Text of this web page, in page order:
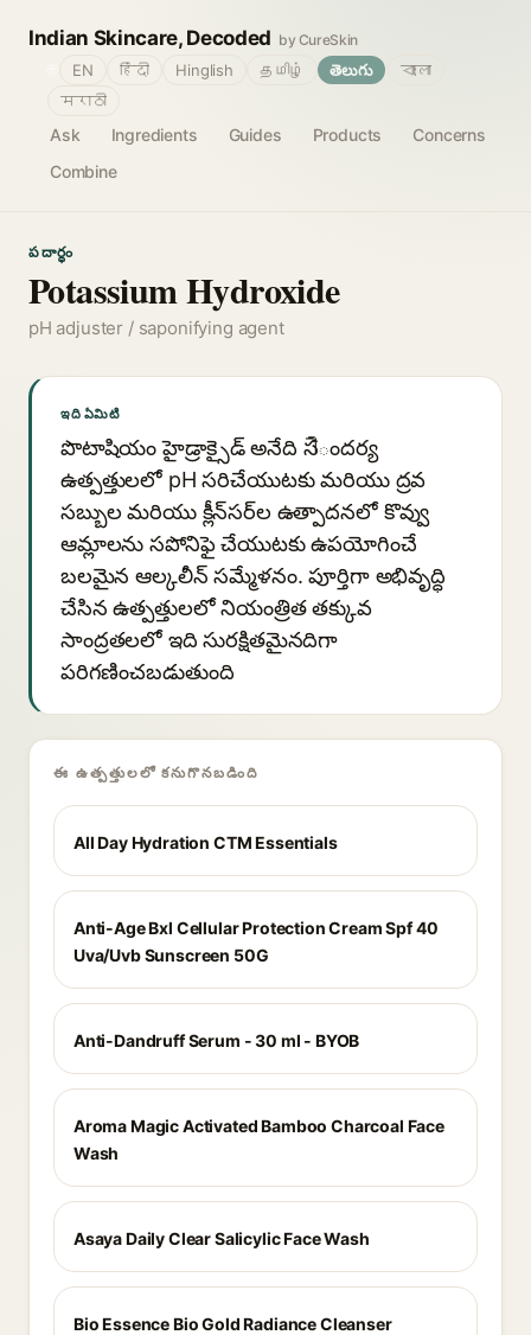
Indian Skincare, Decoded by CureSkin
Ask Ingredients Guides Products
Concerns
Combine
EN हिंदी Hinglish தமிழ் తెలుగు
বাংলা
मराठी
పదార్థం
Potassium Hydroxide
pH adjuster / saponifying agent
ఇది ఏమిటి
పొటాషియం హైడ్రాక్సైడ్ అనేది సौందర్య
ఉత్పత్తులలో pH సరిచేయుటకు మరియు ద్రవ
సబ్బుల మరియు క్లీన్‌సర్‌ల ఉత్పాదనలో కొవ్వు
ఆమ్లాలను సపోనిఫై చేయుటకు ఉపయోగించే
బలమైన ఆల్కలీన్ సమ్మేళనం. పూర్తిగా అభివృద్ధి
చేసిన ఉత్పత్తులలో నియంత్రిత తక్కువ
సాంద్రతలలో ఇది సురక్షితమైనదిగా
పరిగణించబడుతుంది
ఈ ఉత్పత్తులలో కనుగొనబడింది
All Day Hydration CTM Essentials
Anti-Age Bxl Cellular Protection Cream Spf 40
Uva/Uvb Sunscreen 50G
Anti-Dandruff Serum - 30 ml - BYOB
Aroma Magic Activated Bamboo Charcoal Face
Wash
Asaya Daily Clear Salicylic Face Wash
Bio Essence Bio Gold Radiance Cleanser